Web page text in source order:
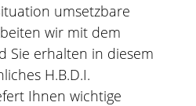
umsetzbare
wir mit dem
Sie erhalten in diesem
H.B.D.I.
Ihnen wichtige